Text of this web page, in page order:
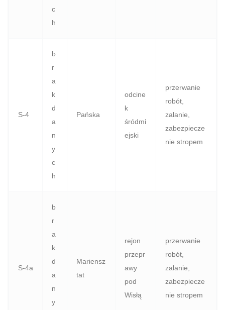
c
h
S‑4
b
r
a
k
d
a
n
y
c
h
Pańska
odcine
k
śródmi
ejski
przerwanie
robót,
zalanie,
zabezpiecze
nie stropem
S‑4a
b
r
a
k
d
a
n
y
Mariensz
tat
rejon
przepr
awy
pod
Wisłą
przerwanie
robót,
zalanie,
zabezpiecze
nie stropem